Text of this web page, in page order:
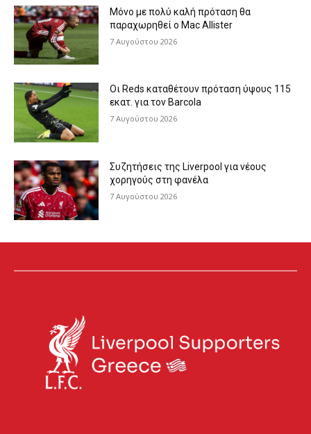
Μόνο με πολύ καλή πρόταση θα
παραχωρηθεί ο Mac Allister
7 Αυγούστου 2026
Οι Reds καταθέτουν πρόταση ύψους 115
εκατ. για τον Barcola
7 Αυγούστου 2026
Συζητήσεις της Liverpool για νέους
χορηγούς στη φανέλα
7 Αυγούστου 2026